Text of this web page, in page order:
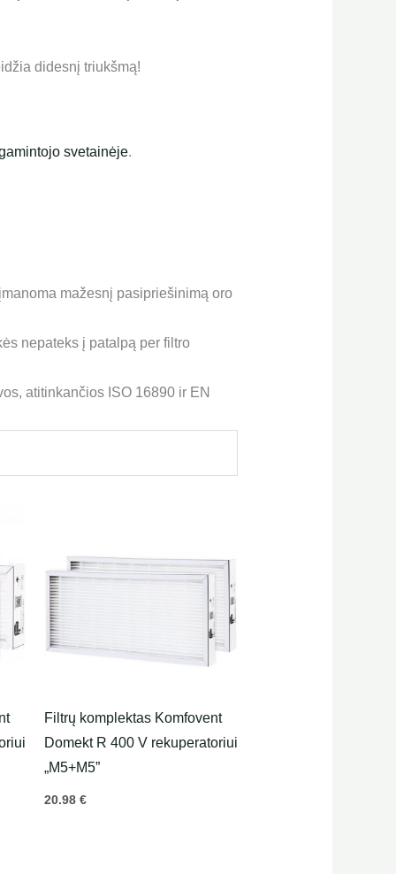
didesnį triukšmą!
svetainėje.
mažesnį pasipriešinimą oro
nepateks į patalpą per filtro
atitinkančios ISO 16890 ir EN
Filtrų komplektas Komfovent
Domekt R 400 V rekuperatoriui
„M5+M5”
20.98 €